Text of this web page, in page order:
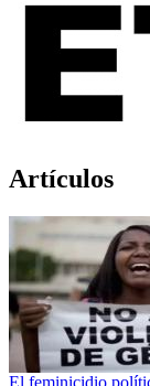
Artículos
El feminicidio